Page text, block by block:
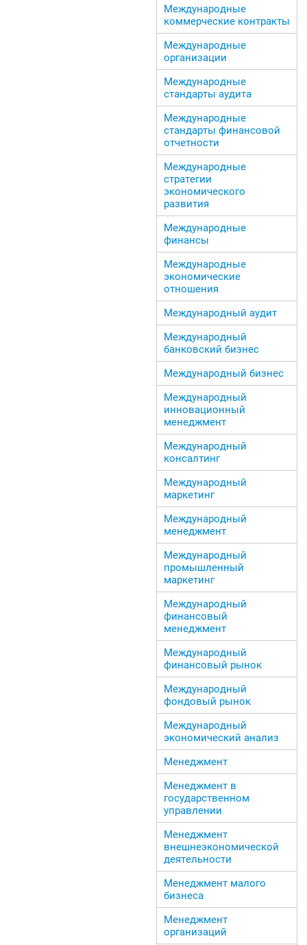
Международные
коммерческие контракты
Международные
организации
Международные
стандарты аудита
Международные
стандарты финансовой
отчетности
Международные
стратегии
экономического
развития
Международные
финансы
Международные
экономические
отношения
Международный аудит
Международный
банковский бизнес
Международный бизнес
Международный
инновационный
менеджмент
Международный
консалтинг
Международный
маркетинг
Международный
менеджмент
Международный
промышленный
маркетинг
Международный
финансовый
менеджмент
Международный
финансовый рынок
Международный
фондовый рынок
Международный
экономический анализ
Менеджмент
Менеджмент в
государственном
управлении
Менеджмент
внешнеэкономической
деятельности
Менеджмент малого
бизнеса
Менеджмент
организаций